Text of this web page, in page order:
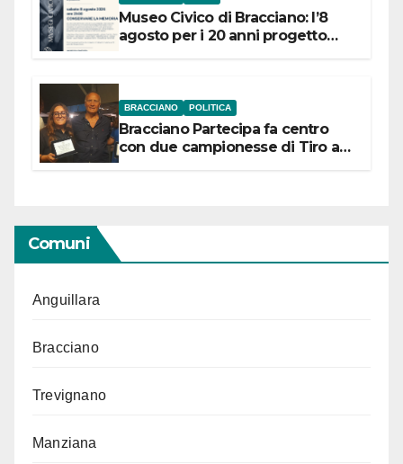
Museo Civico di Bracciano: l’8
agosto per i 20 anni progetto
BRACCIANO POLITICA
Bracciano Partecipa fa centro
con due campionesse di Tiro a
Comuni
Anguillara
Bracciano
Trevignano
Manziana